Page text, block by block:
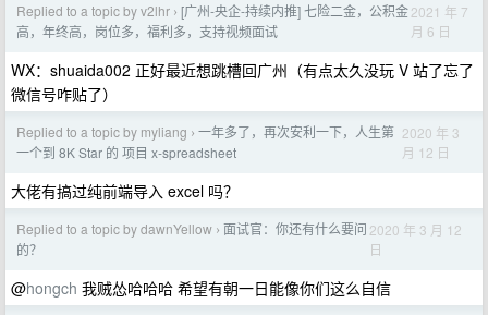
Replied to a topic by v2lhr › [广州-央企-持续内推] 七险二金，公积金
高，年终高，岗位多，福利多，支持视频面试
2021 年 7
月 6 日
WX：shuaida002 正好最近想跳槽回广州（有点太久没玩 V 站了忘了
微信号咋贴了）
Replied to a topic by myliang › 一年多了，再次安利一下，人生第
一个到 8K Star 的 项目 x-spreadsheet
2020 年 3
月 12 日
大佬有搞过纯前端导入 excel 吗？
Replied to a topic by dawnYellow › 面试官：你还有什么要问
的？
2020 年 3 月 12
日
@hongch 我贼怂哈哈哈 希望有朝一日能像你们这么自信